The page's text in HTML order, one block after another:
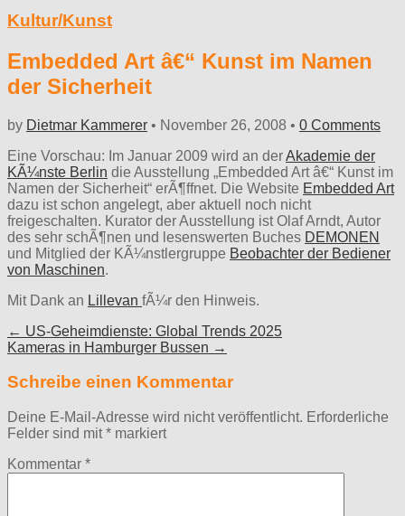
Kultur/Kunst
Embedded Art â€“ Kunst im Namen
der Sicherheit
by Dietmar Kammerer • November 26, 2008 • 0 Comments
Eine Vorschau: Im Januar 2009 wird an derAkademie der
KÃ¼nste Berlin die Ausstellung „Embedded Art â€“ Kunst im
Namen der Sicherheit“ erÃ¶ffnet. Die Website Embedded Art
dazu ist schon angelegt, aber aktuell noch nicht
freigeschalten. Kurator der Ausstellung ist Olaf Arndt, Autor
des sehr schÃ¶nen und lesenswerten Buches DEMONEN
und Mitglied der KÃ¼nstlergruppe Beobachter der Bediener
von Maschinen.
Mit Dank an Lillevan fÃ¼r den Hinweis.
Post
navigation
← US-Geheimdienste: Global Trends 2025
Kameras in Hamburger Bussen →
Schreibe einen Kommentar
Deine E-Mail-Adresse wird nicht veröffentlicht. Erforderliche
Felder sind mit* markiert
Kommentar *